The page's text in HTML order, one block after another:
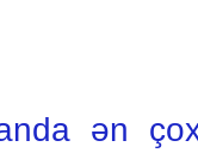
ən